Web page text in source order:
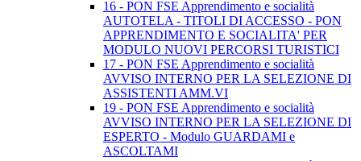
16 - PON FSE Apprendimento e socialità
AUTOTELA - TITOLI DI ACCESSO - PON
APPRENDIMENTO E SOCIALITA' PER
MODULO NUOVI PERCORSI TURISTICI
17 - PON FSE Apprendimento e socialità
AVVISO INTERNO PER LA SELEZIONE DI
ASSISTENTI AMM.VI
19 - PON FSE Apprendimento e socialità
AVVISO INTERNO PER LA SELEZIONE DI
ESPERTO - Modulo GUARDAMI e
ASCOLTAMI